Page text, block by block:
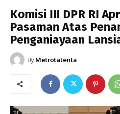
Komisi III DPR RI
Pasaman Atas
Penganiayaan
By Metrotalenta